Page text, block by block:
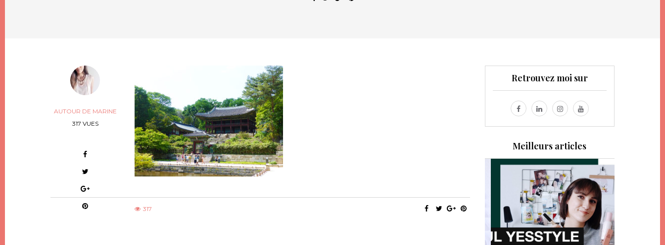
AUTOUR DE MARINE
317 VUES
317
Retrouvez moi sur
Meilleurs articles